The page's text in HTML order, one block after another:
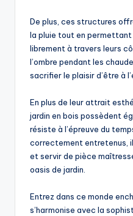
De plus, ces structures
la pluie tout en permettant
librement à travers leurs
l’ombre pendant les
sacrifier le plaisir d’être à
En plus de leur attrait
jardin en bois possèdent
résiste à l’épreuve du
correctement entretenus,
et servir de pièce
oasis de jardin.
Entrez dans ce monde
s’harmonise avec la